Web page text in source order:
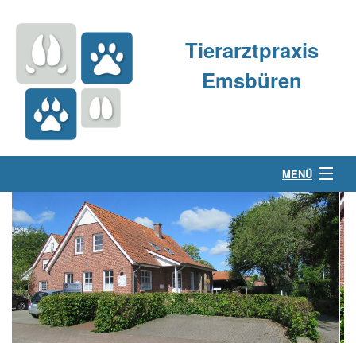
Tierarztpraxis
Emsbüren
MENÜ
Über uns
Kleintierpraxis
Großtierpraxis
Kontakt & Anfahrt